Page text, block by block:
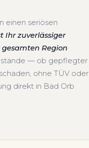
einen seriösen
Ihr zuverlässiger
Region
— ob gepflegter
ohne TÜV oder
direkt in Bad Orb